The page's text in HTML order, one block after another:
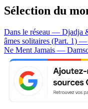
Sélection du
Dans le réseau — Djadja
âmes solitaires (Part. 1)
Ne Ment Jamais —